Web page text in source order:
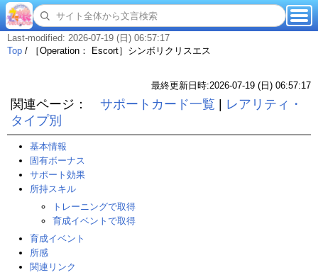
Last-modified: 2026-07-19 (日) 06:57:17
Top / ［Operation： Escort］シンボリクリスエス
最終更新日時:2026-07-19 (日) 06:57:17
関連ページ： サポートカード一覧
レアリティ・
タイプ別
基本情報
固有ボーナス
サポート効果
所持スキル
トレーニングで取得
育成イベントで取得
育成イベント
所感
関連リンク